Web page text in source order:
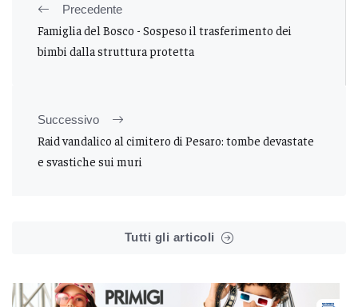
Precedente
Famiglia del Bosco - Sospeso il trasferimento dei
bimbi dalla struttura protetta
Successivo
Raid vandalico al cimitero di Pesaro: tombe devastate
e svastiche sui muri
Tutti gli articoli